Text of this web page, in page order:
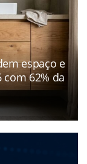
espaço e
62% da